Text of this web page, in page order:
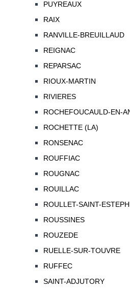
PUYREAUX
RAIX
RANVILLE-BREUILLAUD
REIGNAC
REPARSAC
RIOUX-MARTIN
RIVIERES
ROCHEFOUCAULD-EN-
ROCHETTE (LA)
RONSENAC
ROUFFIAC
ROUGNAC
ROUILLAC
ROULLET-SAINT-
ROUSSINES
ROUZEDE
RUELLE-SUR-TOUVRE
RUFFEC
SAINT-ADJUTORY